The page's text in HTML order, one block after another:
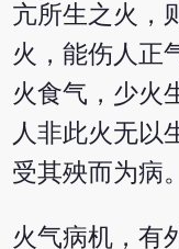
亢所生之火，
火，能伤人正
火食气，少火
人非此火无以
受其殃而为病。
火气病机，有